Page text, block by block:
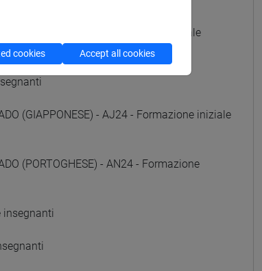
(RUSSO) - AE24 - Formazione iniziale
(GIAPPONESE) - AJ24 - Formazione iniziale
(PORTOGHESE) - AN24 - Formazione
insegnanti
cookies Accept all cookies